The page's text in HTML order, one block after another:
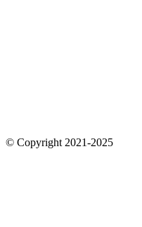
© Copyright 2021-2025